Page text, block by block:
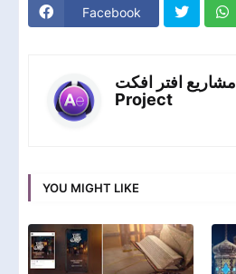
Facebook
مشاريع افتر افكت After Effects
Project
YOU MIGHT LIKE